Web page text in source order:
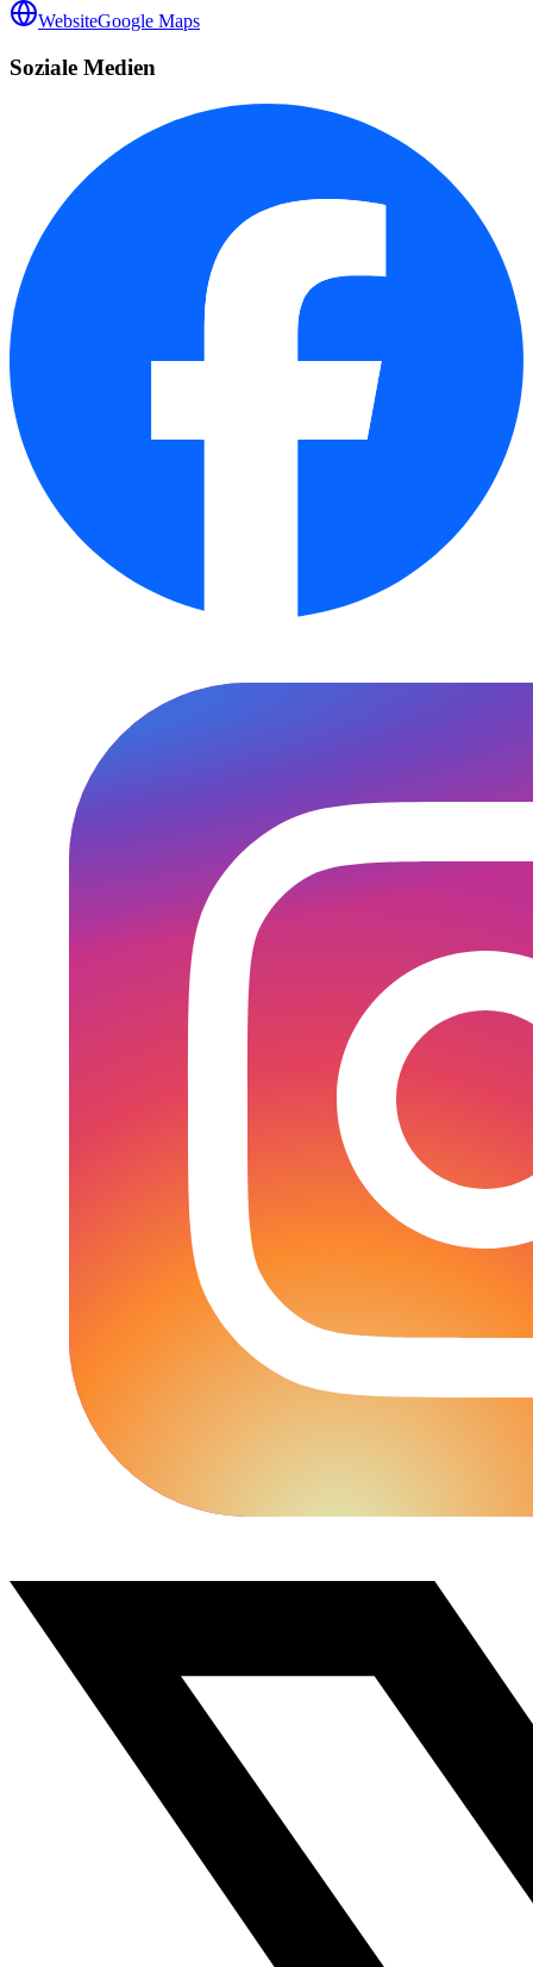
WebsiteGoogle Maps
Soziale Medien